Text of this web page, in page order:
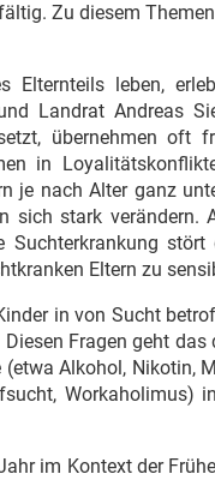
Zu diesem
Elternteils leben,
Landrat Andreas
übernehmen oft
in
je nach Alter ganz
sich stark verändern.
Suchterkrankung
Eltern zu
in von Sucht
Fragen geht
Alkohol, Nikotin,
im Kontext der